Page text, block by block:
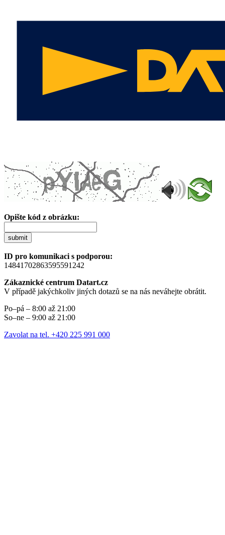
Opište kód z obrázku:
submit
ID pro komunikaci s podporou:
14841702863595591242
Zákaznické centrum Datart.cz
V případě jakýchkoliv jiných dotazů se na nás neváhejte obrátit.
Po–pá – 8:00 až 21:00
So–ne – 9:00 až 21:00
Zavolat na tel. +420 225 991 000